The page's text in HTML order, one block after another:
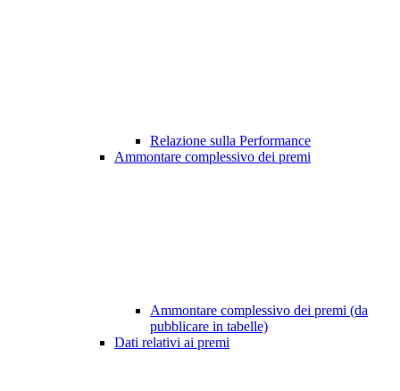
Relazione sulla Performance
Ammontare complessivo dei premi
Ammontare complessivo dei premi (da
pubblicare in tabelle)
Dati relativi ai premi